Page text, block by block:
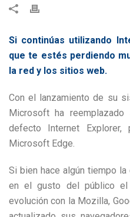
Si continúas utilizando
que te estés perdiendo
la red y los sitios web.
Con el lanzamiento de su
Microsoft ha reemplazado
defecto Internet
Microsoft Edge.
Si bien hace algún tiempo
en el gusto del público el
evolución con la Mozilla,